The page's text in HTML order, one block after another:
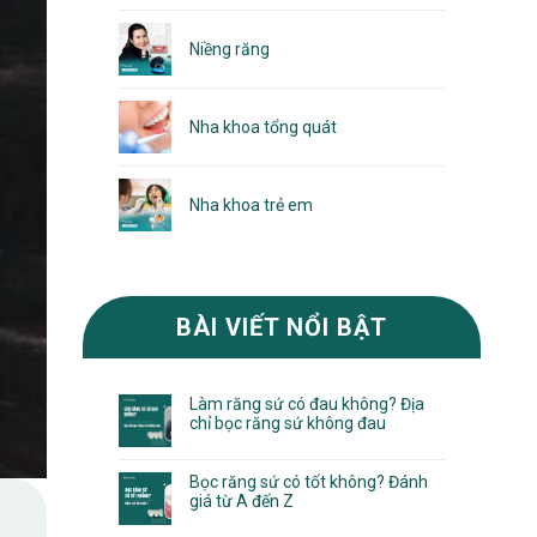
Niềng răng
Nha khoa tổng quát
Nha khoa trẻ em
BÀI VIẾT NỔI BẬT
Làm răng sứ có đau không? Địa
chỉ bọc răng sứ không đau
Bọc răng sứ có tốt không? Đánh
giá từ A đến Z